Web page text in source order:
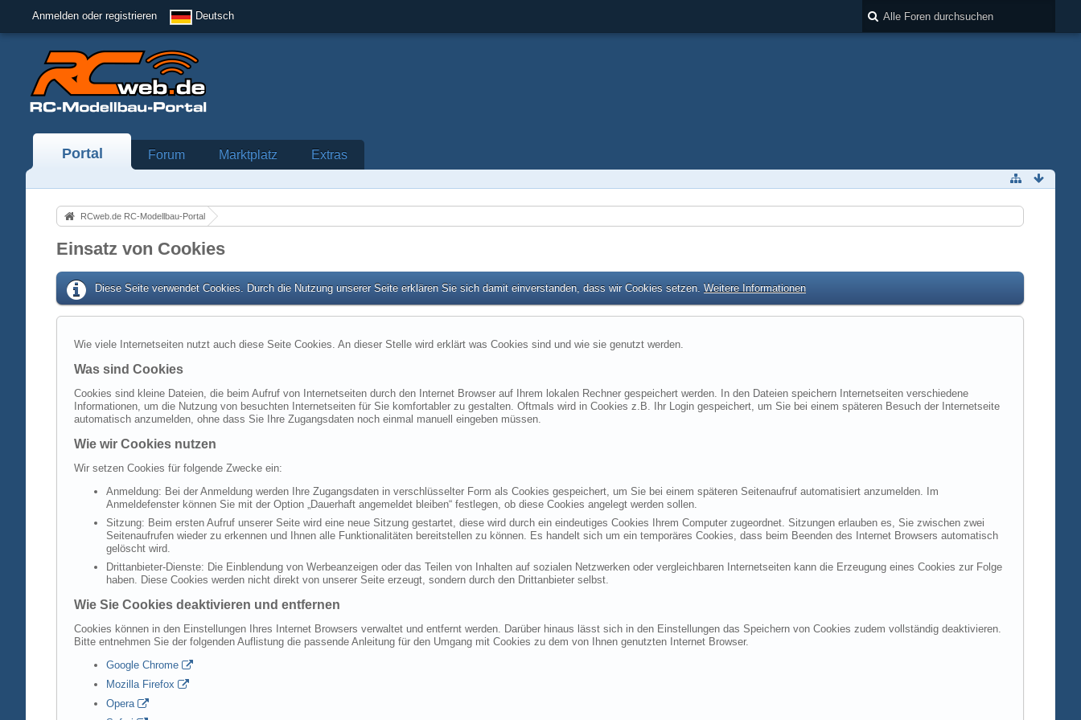
Anmelden oder registrieren Deutsch
Portal Forum Marktplatz Extras
RCweb.de RC-Modellbau-Portal
Einsatz von Cookies
Diese Seite verwendet Cookies. Durch die Nutzung unserer Seite erklären Sie sich damit einverstanden, dass wir Cookies setzen. Weitere Informationen
Wie viele Internetseiten nutzt auch diese Seite Cookies. An dieser Stelle wird erklärt was Cookies sind und wie sie genutzt werden.
Was sind Cookies
Cookies sind kleine Dateien, die beim Aufruf von Internetseiten durch den Internet Browser auf Ihrem lokalen Rechner gespeichert werden. In den Dateien speichern Internetseiten verschiedene
Informationen, um die Nutzung von besuchten Internetseiten für Sie komfortabler zu gestalten. Oftmals wird in Cookies z.B. Ihr Login gespeichert, um Sie bei einem späteren Besuch der Internetseite
automatisch anzumelden, ohne dass Sie Ihre Zugangsdaten noch einmal manuell eingeben müssen.
Wie wir Cookies nutzen
Wir setzen Cookies für folgende Zwecke ein:
Anmeldung: Bei der Anmeldung werden Ihre Zugangsdaten in verschlüsselter Form als Cookies gespeichert, um Sie bei einem späteren Seitenaufruf automatisiert anzumelden. Im
Anmeldefenster können Sie mit der Option „Dauerhaft angemeldet bleiben“ festlegen, ob diese Cookies angelegt werden sollen.
Sitzung: Beim ersten Aufruf unserer Seite wird eine neue Sitzung gestartet, diese wird durch ein eindeutiges Cookies Ihrem Computer zugeordnet. Sitzungen erlauben es, Sie zwischen zwei
Seitenaufrufen wieder zu erkennen und Ihnen alle Funktionalitäten bereitstellen zu können. Es handelt sich um ein temporäres Cookies, dass beim Beenden des Internet Browsers automatisch
gelöscht wird.
Drittanbieter-Dienste: Die Einblendung von Werbeanzeigen oder das Teilen von Inhalten auf sozialen Netzwerken oder vergleichbaren Internetseiten kann die Erzeugung eines Cookies zur Folge
haben. Diese Cookies werden nicht direkt von unserer Seite erzeugt, sondern durch den Drittanbieter selbst.
Wie Sie Cookies deaktivieren und entfernen
Cookies können in den Einstellungen Ihres Internet Browsers verwaltet und entfernt werden. Darüber hinaus lässt sich in den Einstellungen das Speichern von Cookies zudem vollständig deaktivieren.
Bitte entnehmen Sie der folgenden Auflistung die passende Anleitung für den Umgang mit Cookies zu dem von Ihnen genutzten Internet Browser.
Google Chrome
Mozilla Firefox
Opera